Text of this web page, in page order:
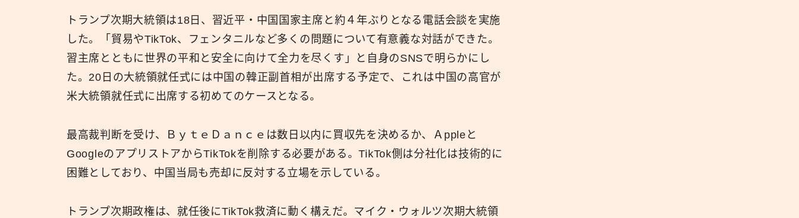
トランプ次期大統領は18日、習近平・中国国家主席と約４年ぶりとなる電話会談を実施
した。「貿易やTikTok、フェンタニルなど多くの問題について有意義な対話ができた。
習主席とともに世界の平和と安全に向けて全力を尽くす」と自身のSNSで明らかにし
た。20日の大統領就任式には中国の韓正副首相が出席する予定で、これは中国の高官が
米大統領就任式に出席する初めてのケースとなる。
最高裁判断を受け、ＢｙｔｅＤａｎｃｅは数日以内に買収先を決めるか、Ａppleと
GoogleのアプリストアからTikTokを削除する必要がある。TikTok側は分社化は技術的に
困難としており、中国当局も売却に反対する立場を示している。
トランプ次期政権は、就任後にTikTok救済に動く構えだ。マイク・ウォルツ次期大統領